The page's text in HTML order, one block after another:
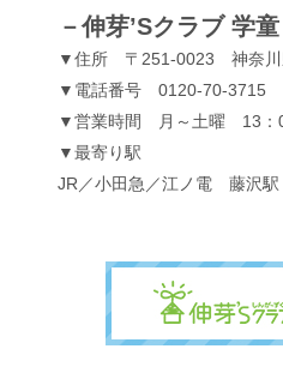
－伸芽’Sクラブ 学
▼住所 〒251-0023 神奈川
▼電話番号 0120-70-3715
▼営業時間 月～土曜 13：
▼最寄り駅
JR／小田急／江ノ電 藤沢